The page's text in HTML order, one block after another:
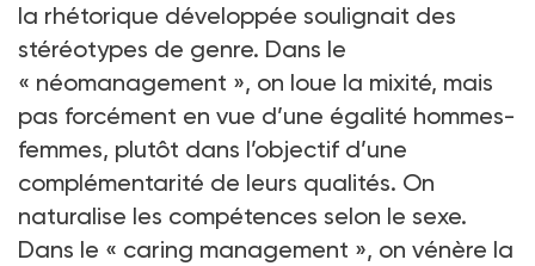
la rhétorique développée soulignait des
stéréotypes de genre. Dans le
« néomanagement », on loue la mixité, mais
pas forcément en vue d’une égalité hommes-
femmes, plutôt dans l’objectif d’une
complémentarité de leurs qualités. On
naturalise les compétences selon le sexe.
Dans le « caring management », on vénère la